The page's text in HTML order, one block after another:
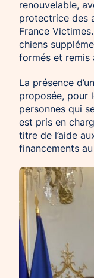
renouvelable,
protectrice des
France
chiens
formés et remis
La présence
proposée, pour
personnes qui
est pris en
titre de l’aide
financements